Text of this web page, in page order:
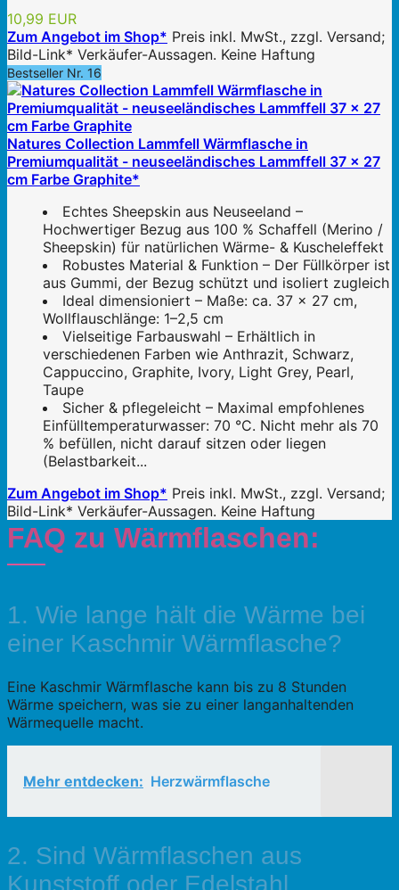
10,99 EUR
Zum Angebot im Shop* Preis inkl. MwSt., zzgl. Versand;
Bild-Link* Verkäufer-Aussagen. Keine Haftung
Bestseller Nr. 16
Natures Collection Lammfell Wärmflasche in
Premiumqualität - neuseeländisches Lammffell 37 x 27
cm Farbe Graphite*
Echtes Sheepskin aus Neuseeland –
Hochwertiger Bezug aus 100 % Schaffell (Merino /
Sheepskin) für natürlichen Wärme- & Kuscheleffekt
Robustes Material & Funktion – Der Füllkörper ist
aus Gummi, der Bezug schützt und isoliert zugleich
Ideal dimensioniert – Maße: ca. 37 × 27 cm,
Wollflauschlänge: 1–2,5 cm
Vielseitige Farbauswahl – Erhältlich in
verschiedenen Farben wie Anthrazit, Schwarz,
Cappuccino, Graphite, Ivory, Light Grey, Pearl,
Taupe
Sicher & pflegeleicht – Maximal empfohlenes
Einfülltemperaturwasser: 70 °C. Nicht mehr als 70
% befüllen, nicht darauf sitzen oder liegen
(Belastbarkeit...
Zum Angebot im Shop* Preis inkl. MwSt., zzgl. Versand;
Bild-Link* Verkäufer-Aussagen. Keine Haftung
FAQ zu Wärmflaschen:
1. Wie lange hält die Wärme bei
einer Kaschmir Wärmflasche?
Eine Kaschmir Wärmflasche kann bis zu 8 Stunden
Wärme speichern, was sie zu einer langanhaltenden
Wärmequelle macht.
Mehr entdecken: Herzwärmflasche
2. Sind Wärmflaschen aus